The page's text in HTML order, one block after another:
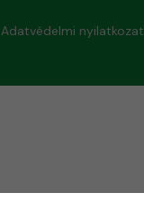
Adatvédelmi nyilatkozat